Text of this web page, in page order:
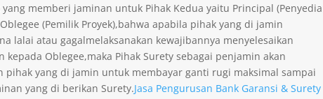
yang memberi jaminan untuk Pihak Kedua yaitu Principal (Penyedia
(Pemilik Proyek),bahwa apabila pihak yang di jamin
lalai atau gagalmelaksanakan kewajibannya menyelesaikan
kepada Oblegee,maka Pihak Surety sebagai penjamin akan
pihak yang di jamin untuk membayar ganti rugi maksimal sampai
yang di berikan Surety.Jasa Pengurusan Bank Garansi & Surety